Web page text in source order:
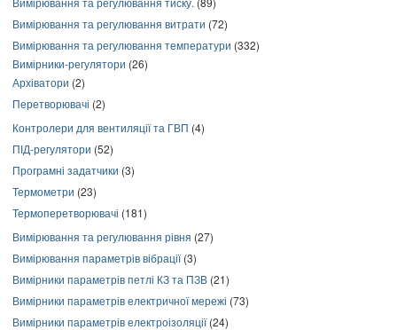
Вимірювання та регулювання витрати (72)
Вимірювання та регулювання температури (332)
Вимірники-регулятори (26)
Архіватори (2)
Перетворювачі (2)
Контролери для вентиляції та ГВП (4)
ПІД-регулятори (52)
Програмні задатчики (3)
Термометри (23)
Термоперетворювачі (181)
Вимірювання та регулювання рівня (27)
Вимірювання параметрів вібрації(3)
Вимірники параметрів петлі КЗ та ПЗВ (21)
Вимірники параметрів електричної мережі (73)
Вимірники параметрів електроізоляції(24)